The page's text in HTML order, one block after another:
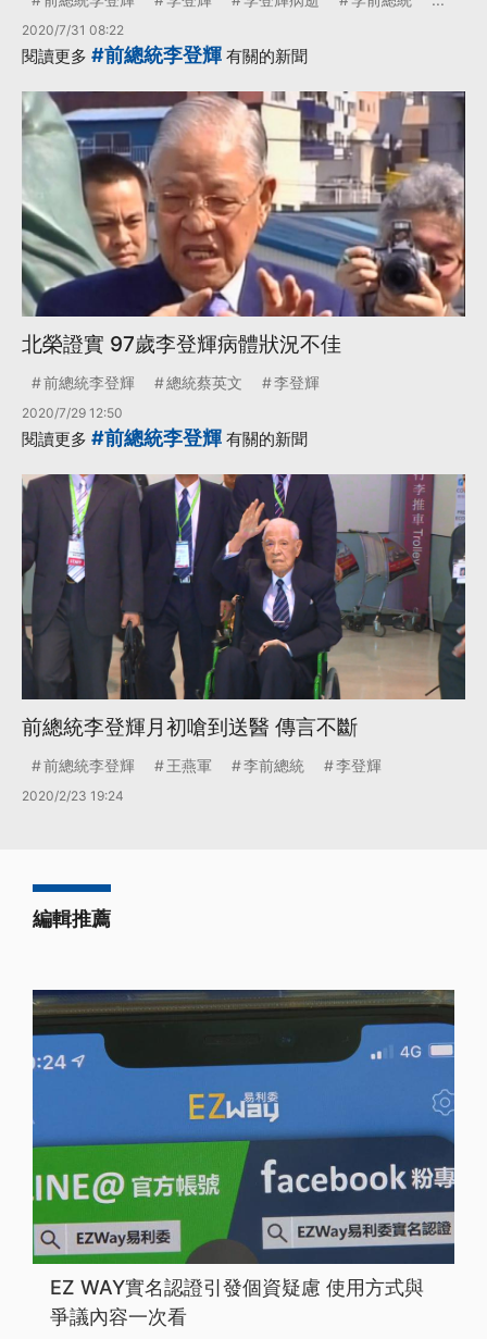
2020/7/31 08:22
閱讀更多 #前總統李登輝 有關的新聞
北榮證實 97歲李登輝病體狀況不佳
前總統李登輝 總統蔡英文 李登輝
2020/7/29 12:50
閱讀更多 #前總統李登輝 有關的新聞
前總統李登輝月初嗆到送醫 傳言不斷
前總統李登輝 王燕軍 李前總統 李登輝
2020/2/23 19:24
編輯推薦
EZ WAY實名認證引發個資疑慮 使用方式與
爭議內容一次看